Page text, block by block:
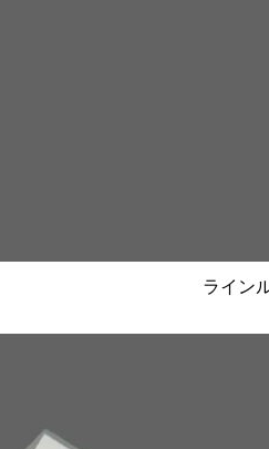
ライン